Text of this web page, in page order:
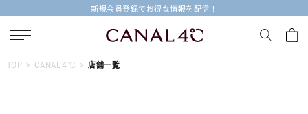
新規会員登録でお得な情報を配信！
TOP CANAL４℃ 店舗一覧